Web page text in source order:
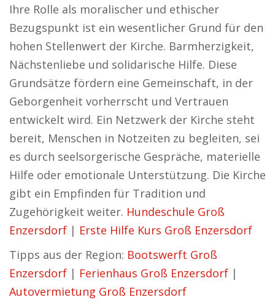
Ihre Rolle als moralischer und ethischer
Bezugspunkt ist ein wesentlicher Grund für den
hohen Stellenwert der Kirche. Barmherzigkeit,
Nächstenliebe und solidarische Hilfe. Diese
Grundsätze fördern eine Gemeinschaft, in der
Geborgenheit vorherrscht und Vertrauen
entwickelt wird. Ein Netzwerk der Kirche steht
bereit, Menschen in Notzeiten zu begleiten, sei
es durch seelsorgerische Gespräche, materielle
Hilfe oder emotionale Unterstützung. Die Kirche
gibt ein Empfinden für Tradition und
Zugehörigkeit weiter. Hundeschule Groß
Enzersdorf | Erste Hilfe Kurs Groß Enzersdorf
Tipps aus der Region: Bootswerft Groß
Enzersdorf | Ferienhaus Groß Enzersdorf |
Autovermietung Groß Enzersdorf